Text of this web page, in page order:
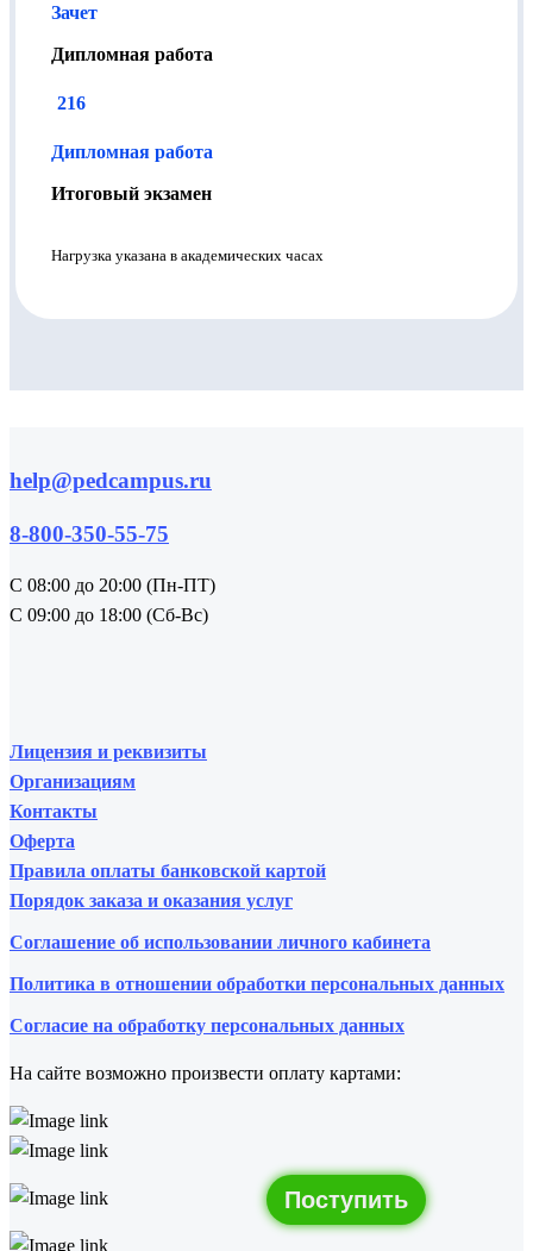
Зачет
Дипломная работа
216
Дипломная работа
Итоговый экзамен
Нагрузка указана в академических часах
Поступить
help@pedcampus.ru
8-800-350-55-75
С 08:00 до 20:00 (Пн-ПТ)
С 09:00 до 18:00 (Сб-Вс)
Лицензия и реквизиты
Организациям
Контакты
Оферта
Правила оплаты банковской картой
Порядок заказа и оказания услуг
Соглашение об использовании личного кабинета
Политика в отношении обработки персональных данных
Согласие на обработку персональных данных
На сайте возможно произвести оплату картами: